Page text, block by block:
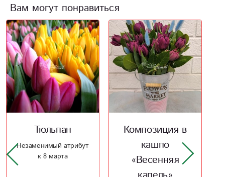
Вам могут понравиться
Композиция в
кашпо
«Весенняя
Тюльпан
Незаменимый атрибут
к 8 марта